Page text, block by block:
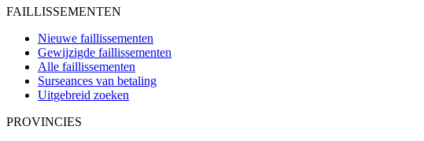
FAILLISSEMENTEN
Nieuwe faillissementen
Gewijzigde faillissementen
Alle faillissementen
Surseances van betaling
Uitgebreid zoeken
PROVINCIES